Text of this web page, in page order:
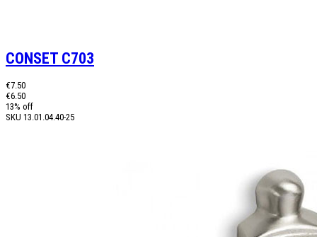
CONSET C703
€7.50
€6.50
13% off
SKU 13.01.04.40-25